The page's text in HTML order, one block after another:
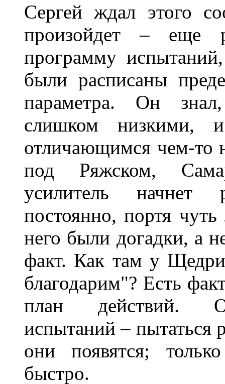
Сергей ждал этого
произойдет – еще
программу
были расписаны
параметра. Он
слишком низкими,
отличающимся чем-то
под Ряжском,
усилитель начнет
постоянно, портя
него были догадки, а
факт. Как там у
благодарим"? Есть
план действий.
испытаний – пытаться
они появятся;
быстро.